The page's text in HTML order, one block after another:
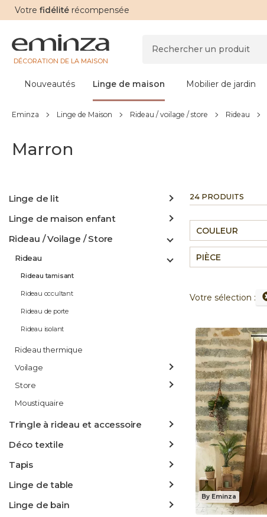
Votre fidélité récompensée
DÉCORATION DE LA MAISON
Nouveautés Linge de maison Mobilier de jardin
Eminza Linge de Maison Rideau / voilage / store Rideau
Marron
Linge de lit
Linge de maison enfant
Rideau / Voilage / Store
Rideau
Rideau tamisant
Rideau occultant
Rideau de porte
Rideau isolant
Rideau thermique
Voilage
Store
Moustiquaire
Tringle à rideau et accessoire
Déco textile
Tapis
Linge de table
Linge de bain
24 PRODUITS
COULEUR
PIÈCE
Votre sélection :
By Eminza